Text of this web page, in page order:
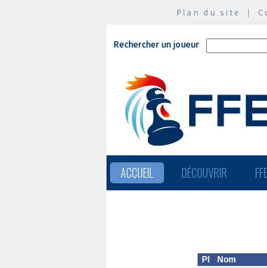
Plan du site |
Rechercher un joueur
ACCUEIL DÉCOUVRIR FFE
Pl Nom